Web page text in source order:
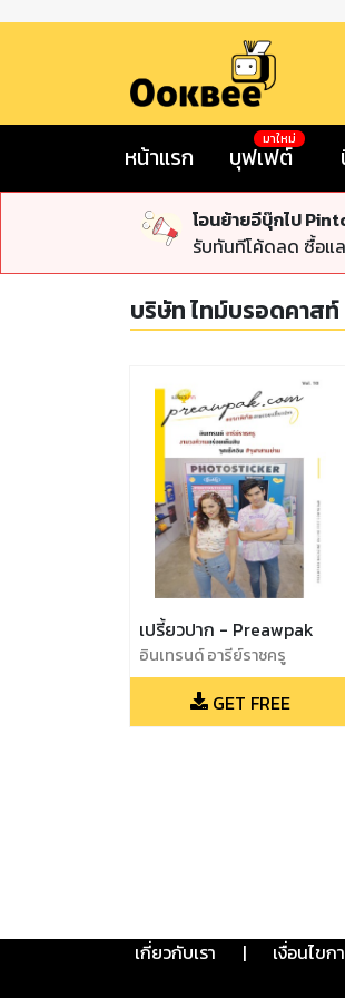
หน้าแรก บุฟเฟต์
มาใหม่
โอนย้ายอีบุ๊กไป
รับทันทีโค้ดลด ซื้อแ
บริษัท ไทม์บรอดคาสท์
เปรี้ยวปาก - Preawpak
อินเทรนด์ อารีย์ราชครู
งามวงศ์วานอร่อยเต็มสิบ จุด
เช็คอิน #จุฬาสามย่าน
GET FREE
เกี่ยวกับเรา | เงื่อนไขก